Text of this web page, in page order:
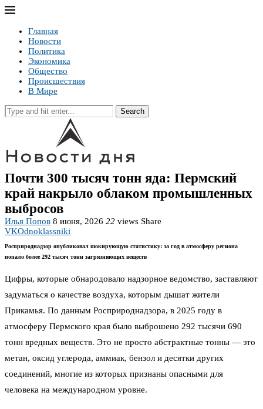
Главная
Новости
Политика
Экономика
Общество
Происшествия
В Мире
Search
Почти 300 тысяч тонн яда: Пермский
край накрыло облаком промышленных
выбросов
Илья Попов 8 июня, 2026 22 views Share
VKOdnoklassniki
Росприроднадзор опубликовал шокирующую статистику: за год в атмосферу региона
попало более 292 тысяч тонн загрязняющих веществ
Цифры, которые обнародовало надзорное ведомство, заставляют
задуматься о качестве воздуха, которым дышат жители
Прикамья. По данным Росприроднадзора, в 2025 году в
атмосферу Пермского края было выброшено 292 тысячи 690
тонн вредных веществ. Это не просто абстрактные тонны — это
метан, оксид углерода, аммиак, бензол и десятки других
соединений, многие из которых признаны опасными для
человека на международном уровне.